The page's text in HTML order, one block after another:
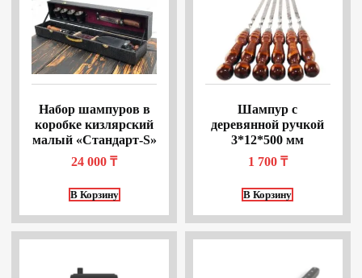
Набор шампуров в
коробке кизлярский
малый «Стандарт-S»
24 000₸
В Корзину
Шампур с
деревянной ручкой
3*12*500 мм
1 700 ₸
В Корзину